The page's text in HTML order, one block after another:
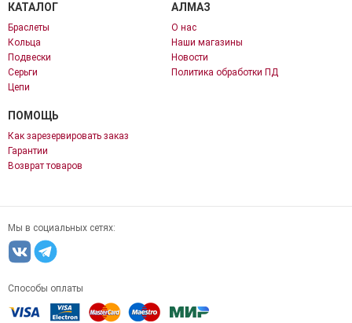
КАТАЛОГ
Браслеты
Кольца
Подвески
Серьги
Цепи
АЛМАЗ
О нас
Наши магазины
Новости
Политика обработки ПД
ПОМОЩЬ
Как зарезервировать заказ
Гарантии
Возврат товаров
Мы в социальных сетях:
Способы оплаты